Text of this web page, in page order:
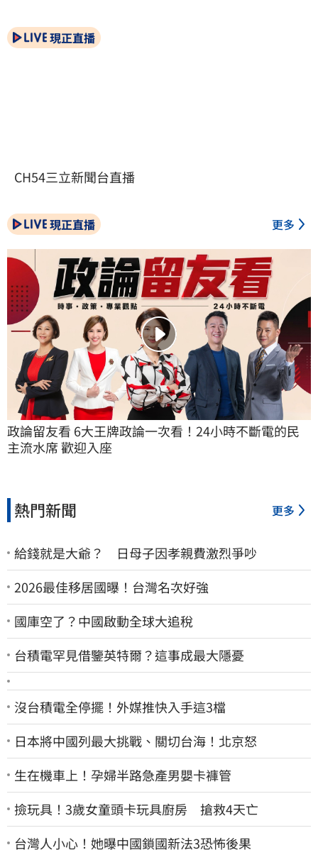
現正直播
CH54三立新聞台直播
現正直播 更多
政論留友看 6大王牌政論一次看！24小時不斷電的民
主流水席 歡迎入座
熱門新聞 更多
給錢就是大爺？ 日母子因孝親費激烈爭吵
2026最佳移居國曝！台灣名次好強
國庫空了？中國啟動全球大追稅
台積電罕見借鑒英特爾？這事成最大隱憂
沒台積電全停擺！外媒推快入手這3檔
日本將中國列最大挑戰、關切台海！北京怒
生在機車上！孕婦半路急產男嬰卡褲管
撿玩具！3歲女童頭卡玩具廚房 搶救4天亡
台灣人小心！她曝中國鎖國新法3恐怖後果